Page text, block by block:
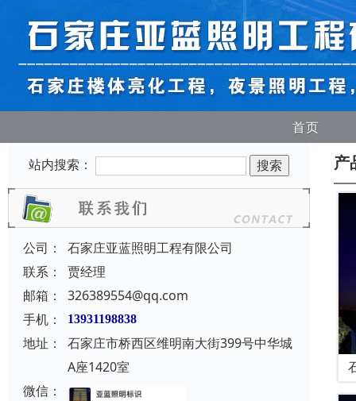
首页
站内搜索：
公司：
石家庄亚蓝照明工程有限公司
联系：
贾经理
邮箱：
326389554@qq.com
手机：
13931198838
地址：
石家庄市桥西区维明南大街399号中华城
A座1420室
微信：
产